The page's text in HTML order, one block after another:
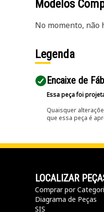
Modelos
No momento, não
Legenda
Encaixe de
Essa peça foi
Quaisquer
que essa peça é
LOCALIZAR
Comprar por
Diagrama de Peças
SIS